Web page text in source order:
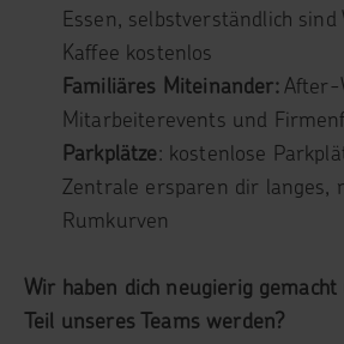
Essen, selbstverständlich sind
Kaffee kostenlos
Familiäres Miteinander:After-
Mitarbeiterevents und
Parkplätze: kostenlose
Zentrale ersparen dir langes,
Rumkurven
Wir haben dich neugierig
Teil unseres Teams werden?